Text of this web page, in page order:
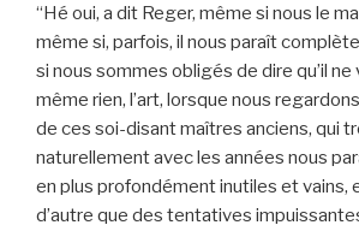
“Hé oui, a dit Reger, même si nous le
même si, parfois, il nous paraît
si nous sommes obligés de dire qu’il
même rien, l’art, lorsque nous
de ces soi-disant maîtres anciens, qui
naturellement avec les années nous
en plus profondément inutiles et vains,
d’autre que des tentatives